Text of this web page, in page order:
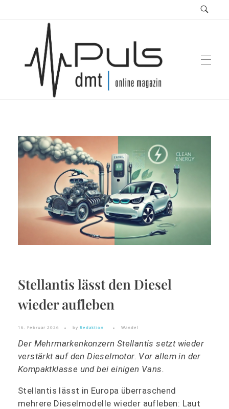
Puls Magazin
Zukunft der Mobilität
Stellantis lässt den Diesel
wieder aufleben
16. Februar 2026 by Redaktion Wandel
Der Mehrmarkenkonzern Stellantis setzt wieder
verstärkt auf den Dieselmotor. Vor allem in der
Kompaktklasse und bei einigen Vans.
Stellantis lässt in Europa überraschend
mehrere Dieselmodelle wieder aufleben: Laut